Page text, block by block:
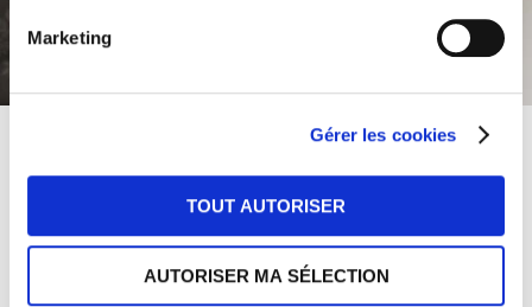
Marketing
Gérer les cookies
TOUT AUTORISER
AUTORISER MA SÉLECTION
TOP ARTICLES, TOP ARTICLES
Radiateur à inertie : quelles
sont ses particularités, quel